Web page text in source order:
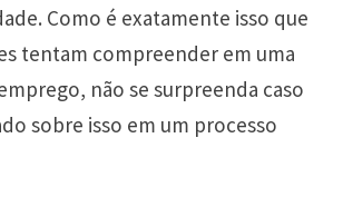
Como é exatamente isso que
tentam compreender em uma
, não se surpreenda caso
sobre isso em um processo